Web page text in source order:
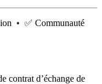
• ✅ Communauté
contrat d’échange de